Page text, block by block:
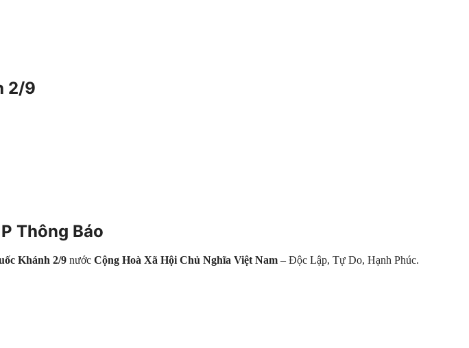
2/9
Thông Báo
Khánh 2/9 nước Cộng Hoà Xã Hội Chủ Nghĩa Việt Nam – Độc Lập, Tự Do, Hạnh Phúc.